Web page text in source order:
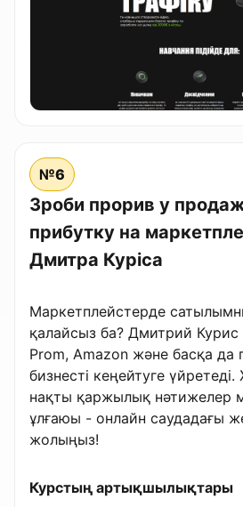
№6
Зроби прорив у
прибутку на
Дмитра Куріса
Маркетплейстерде
қалайсыз ба? Дмитрий
Prom, Amazon және басқа да
бизнесті кеңейтуге үйретеді.
нақты қаржылық нәтижелер
ұлғаюы - онлайн саудадағы
жолыңыз!
Курстың артықшылықтары